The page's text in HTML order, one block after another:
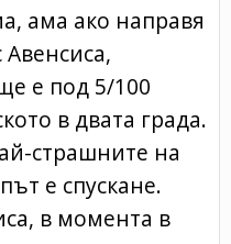
ама ако направя
е под 5/100
в двата града.
страшните на
е спускане.
в момента в